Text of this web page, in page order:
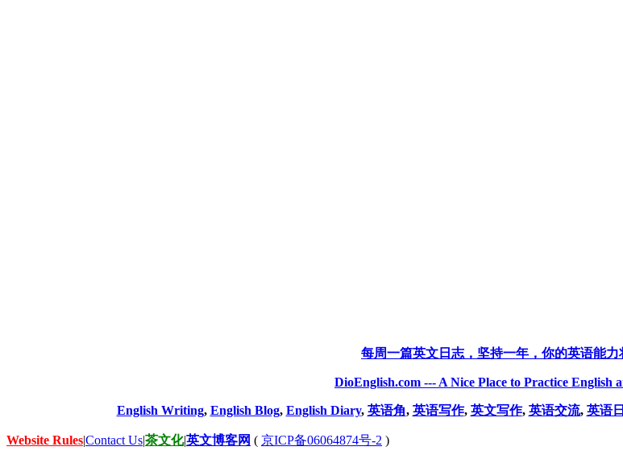
每周一篇英文日志，坚持一年，你的英语能力
DioEnglish.com --- A Nice Place to Practice English
English Writing, English Blog, English Diary, 英语角, 英语写作, 英文写作, 英语交流, 英语
Website Rules|Contact Us|茶文化|英文博客网 ( 京ICP备06064874号-2 )